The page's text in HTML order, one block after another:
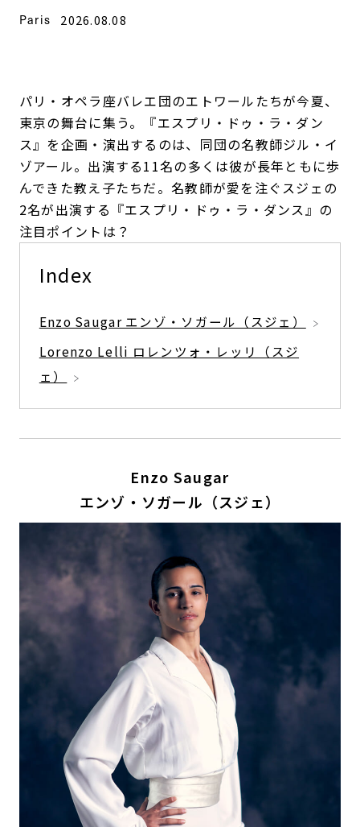
Paris 2026.08.08
パリ・オペラ座バレエ団のエトワールたちが今夏、
東京の舞台に集う。『エスプリ・ドゥ・ラ・ダン
ス』を企画・演出するのは、同団の名教師ジル・イ
ゾアール。出演する11名の多くは彼が長年ともに歩
んできた教え子たちだ。名教師が愛を注ぐスジェの
2名が出演する『エスプリ・ドゥ・ラ・ダンス』の
注目ポイントは？
Index
Enzo Saugar エンゾ・ソガール（スジェ）
Lorenzo Lelli ロレンツォ・レッリ（スジ
ェ）
Enzo Saugar
エンゾ・ソガール（スジェ）